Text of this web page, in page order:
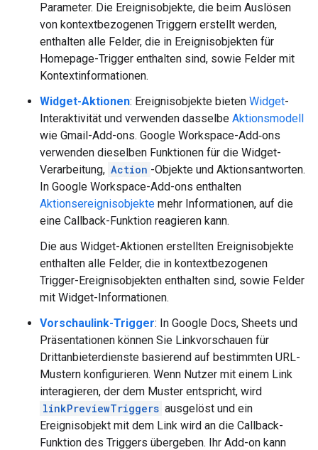
Parameter. Die Ereignisobjekte, die beim Auslösen
von kontextbezogenen Triggern erstellt werden,
enthalten alle Felder, die in Ereignisobjekten für
Homepage-Trigger enthalten sind, sowie Felder mit
Kontextinformationen.
Widget-Aktionen: Ereignisobjekte bieten Widget-
Interaktivität und verwenden dasselbe Aktionsmodell
wie Gmail-Add-ons. Google Workspace-Add‑ons
verwenden dieselben Funktionen für die Widget-
Verarbeitung, Action -Objekte und Aktionsantworten.
In Google Workspace-Add-ons enthalten
Aktionsereignisobjekte mehr Informationen, auf die
eine Callback-Funktion reagieren kann.
Die aus Widget-Aktionen erstellten Ereignisobjekte
enthalten alle Felder, die in kontextbezogenen
Trigger-Ereignisobjekten enthalten sind, sowie Felder
mit Widget-Informationen.
Vorschaulink-Trigger: In Google Docs, Sheets und
Präsentationen können Sie Linkvorschauen für
Drittanbieterdienste basierend auf bestimmten URL-
Mustern konfigurieren. Wenn Nutzer mit einem Link
interagieren, der dem Muster entspricht, wird
linkPreviewTriggers ausgelöst und ein
Ereignisobjekt mit dem Link wird an die Callback-
Funktion des Triggers übergeben. Ihr Add-on kann